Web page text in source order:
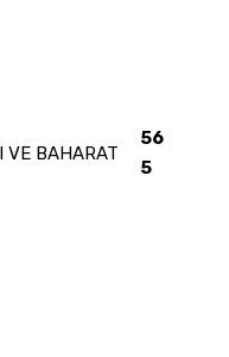
VE BAHARAT
56
5